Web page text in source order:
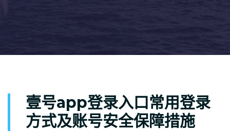
壹号app登录入口常用登录
方式及账号安全保障措施